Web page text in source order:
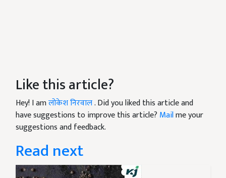
Like this article?
Hey! I amलोकेश निरवाल. Did you liked this article and
have suggestions to improve this article? Mailme your
suggestions and feedback.
Read next